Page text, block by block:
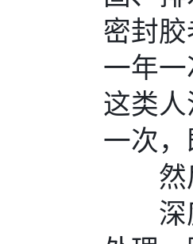
密封
一年
这类
一次
然
深度